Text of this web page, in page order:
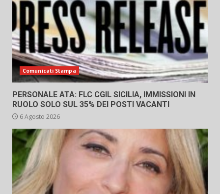
Comunicati Stampa
PERSONALE ATA: FLC CGIL SICILIA, IMMISSIONI IN
RUOLO SOLO SUL 35% DEI POSTI VACANTI
6 Agosto 2026